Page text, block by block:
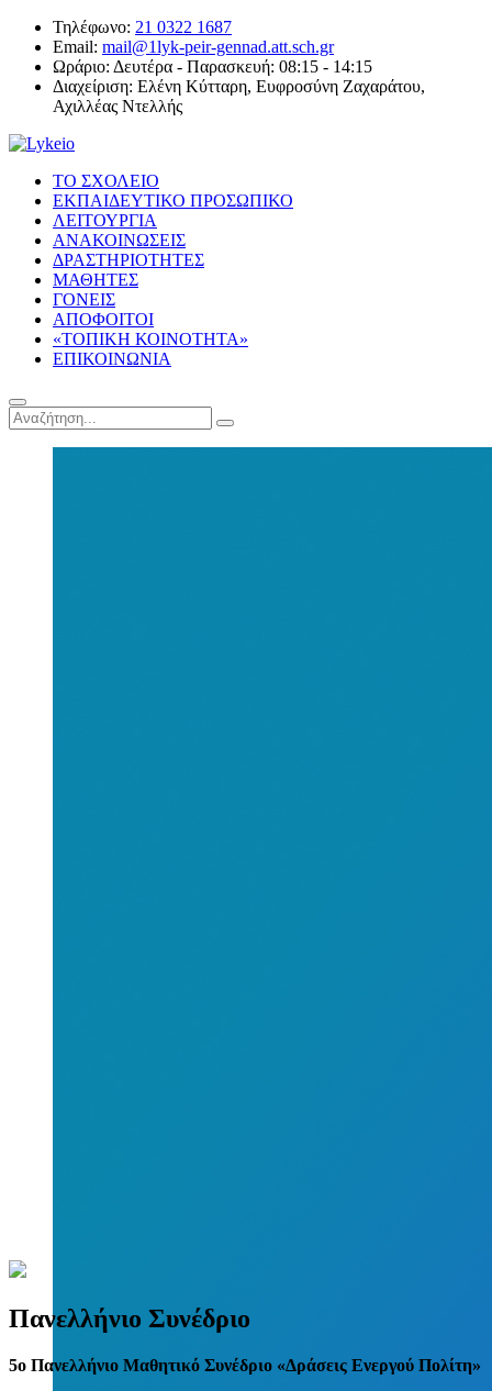
Τηλέφωνο: 21 0322 1687
Email: mail@1lyk-peir-gennad.att.sch.gr
Ωράριο: Δευτέρα - Παρασκευή: 08:15 - 14:15
Διαχείριση: Ελένη Κύτταρη, Ευφροσύνη Ζαχαράτου,
Αχιλλέας Ντελλής
ΤΟ ΣΧΟΛΕΙΟ
ΕΚΠΑΙΔΕΥΤΙΚΟ ΠΡΟΣΩΠΙΚΟ
ΛΕΙΤΟΥΡΓΙΑ
ΑΝΑΚΟΙΝΩΣΕΙΣ
ΔΡΑΣΤΗΡΙΟΤΗΤΕΣ
ΜΑΘΗΤΕΣ
ΓΟΝΕΙΣ
ΑΠΟΦΟΙΤΟΙ
«ΤΟΠΙΚΗ ΚΟΙΝΟΤΗΤΑ»
ΕΠΙΚΟΙΝΩΝΙΑ
Πανελλήνιο Συνέδριο
5o Πανελλήνιο Μαθητικό Συνέδριο «Δράσεις Ενεργού Πολίτη»